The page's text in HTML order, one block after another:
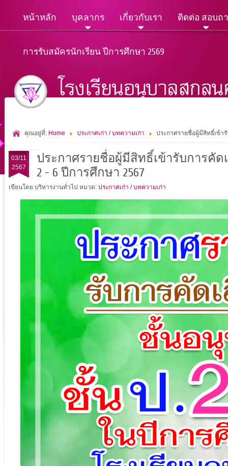
หน้าหลัก บุคลากร เกี่ยวกับเรา ติดต่อ สอบถ
การรับสมัครนักเรียน ปีการศึกษา 2569
คุณอยู่ที่: Home ประกาศเก่า / บทความเก่า ประกาศรายชื่อผู้มีสิทธิ์เข้า
03/11
2567
ประกาศรายชื่อผู้มีสิทธิ์เข้ารับการคั
2 - 6 ปีการศึกษา 2567
เขียนโดย บริหารงานทั่วไป หมวด: ประกาศเก่า / บทความเก่า